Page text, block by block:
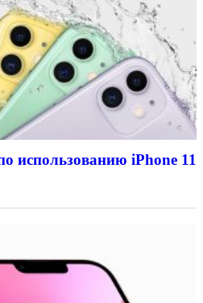
использованию iPhone 11